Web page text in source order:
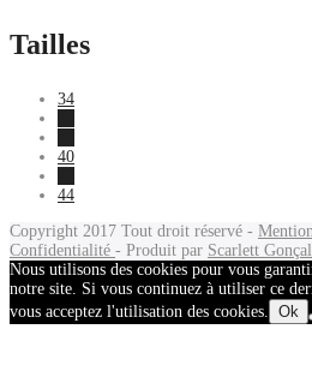
Tailles
34
40
44
Copyright 2017 Tout droit réservé -
Confidentialité - Produit par Scarlett
Nous utilisons des cookies pour vous
notre site. Si vous continuez à utiliser ce
vous acceptez l'utilisation des cookies. Ok